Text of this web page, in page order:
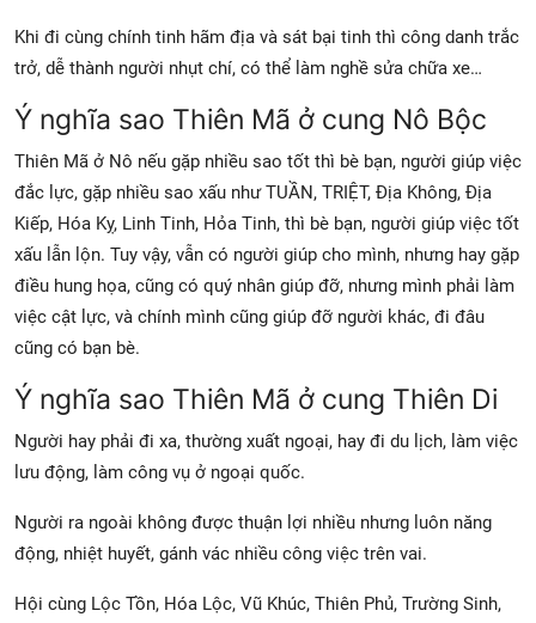
Khi đi cùng chính tinh hãm địa và sát bại tinh thì công danh trắc
trở, dễ thành người nhụt chí, có thể làm nghề sửa chữa xe…
Ý nghĩa sao Thiên Mã ở cung Nô Bộc
Thiên Mã ở Nô nếu gặp nhiều sao tốt thì bè bạn, người giúp việc
đắc lực, gặp nhiều sao xấu như TUẦN, TRIỆT, Địa Không, Địa
Kiếp, Hóa Kỵ, Linh Tinh, Hỏa Tinh, thì bè bạn, người giúp việc tốt
xấu lẫn lộn. Tuy vậy, vẫn có người giúp cho mình, nhưng hay gặp
điều hung họa, cũng có quý nhân giúp đỡ, nhưng mình phải làm
việc cật lực, và chính mình cũng giúp đỡ người khác, đi đâu
cũng có bạn bè.
Ý nghĩa sao Thiên Mã ở cung Thiên Di
Người hay phải đi xa, thường xuất ngoại, hay đi du lịch, làm việc
lưu động, làm công vụ ở ngoại quốc.
Người ra ngoài không được thuận lợi nhiều nhưng luôn năng
động, nhiệt huyết, gánh vác nhiều công việc trên vai.
Hội cùng Lộc Tồn, Hóa Lộc, Vũ Khúc, Thiên Phủ, Trường Sinh,